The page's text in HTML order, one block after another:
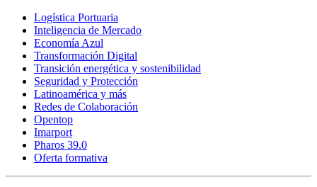
Logística Portuaria
Inteligencia de Mercado
Economía Azul
Transformación Digital
Transición energética y sostenibilidad
Seguridad y Protección
Latinoamérica y más
Redes de Colaboración
Opentop
Imarport
Pharos 39.0
Oferta formativa